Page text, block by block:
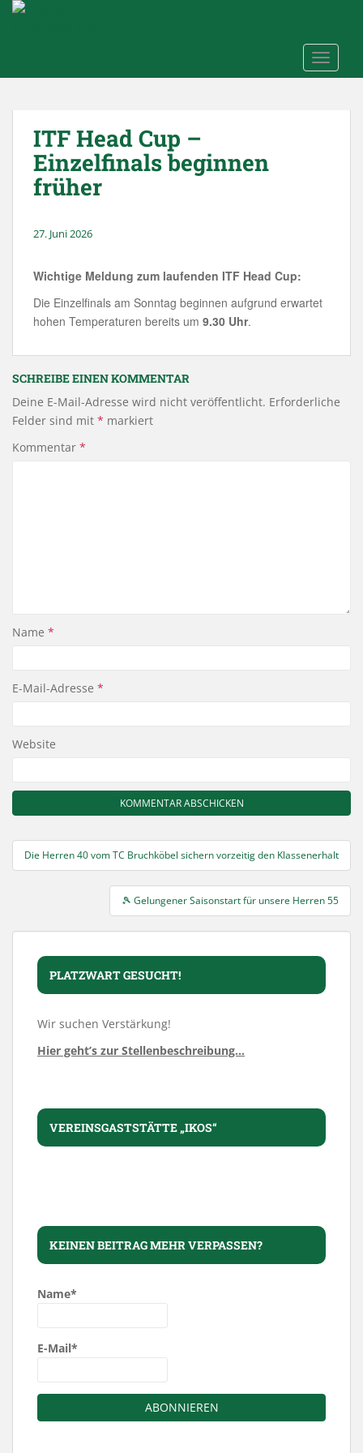
Skip to main content
ITF Head Cup –
Einzelfinals beginnen
früher
27. Juni 2026
Wichtige Meldung zum laufenden ITF Head Cup:
Die Einzelfinals am Sonntag beginnen aufgrund erwartet
hohen Temperaturen bereits um 9.30 Uhr.
SCHREIBE EINEN KOMMENTAR
Deine E-Mail-Adresse wird nicht veröffentlicht. Erforderliche
Felder sind mit * markiert
Kommentar *
Name *
E-Mail-Adresse *
Website
Beitragsnavigation
Die Herren 40 vom TC Bruchköbel sichern vorzeitig den Klassenerhalt
🎾 Gelungener Saisonstart für unsere Herren 55
PLATZWART GESUCHT!
Wir suchen Verstärkung!
Hier geht’s zur Stellenbeschreibung…
VEREINSGASTSTÄTTE „IKOS“
KEINEN BEITRAG MEHR VERPASSEN?
Name*
E-Mail*